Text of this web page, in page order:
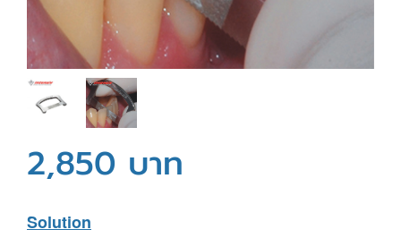
2,850 บาท
Solution